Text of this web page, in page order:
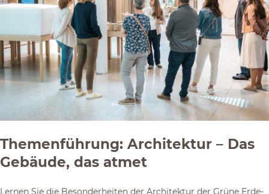
Themenführung: Architektur – Das
Gebäude, das atmet
Lernen Sie die Besonderheiten der Architektur der Grüne Erde-